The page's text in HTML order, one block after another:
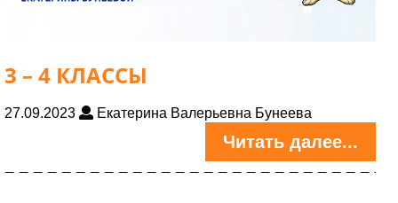
3 – 4 КЛАССЫ
27.09.2023 Екатерина Валерьевна Бунеева
Читать далее...